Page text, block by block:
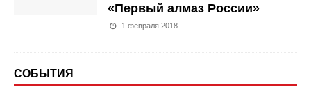
«Первый алмаз России»
1 февраля 2018
СОБЫТИЯ